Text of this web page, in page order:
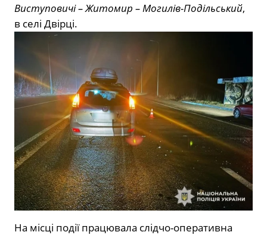
Виступовичі – Житомир – Могилів-Подільський,
в селі Двірці.
На місці події працювала слідчо-оперативна